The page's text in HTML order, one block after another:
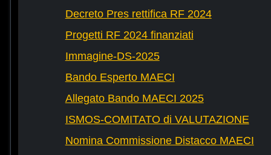
Decreto Pres rettifica RF 2024
Progetti RF 2024 finanziati
Immagine-DS-2025
Bando Esperto MAECI
Allegato Bando MAECI 2025
ISMOS-COMITATO di VALUTAZIONE
Nomina Commissione Distacco MAECI